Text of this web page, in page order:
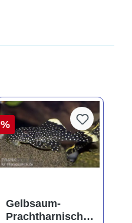
%
Gelbsaum-
Prachtharnischw